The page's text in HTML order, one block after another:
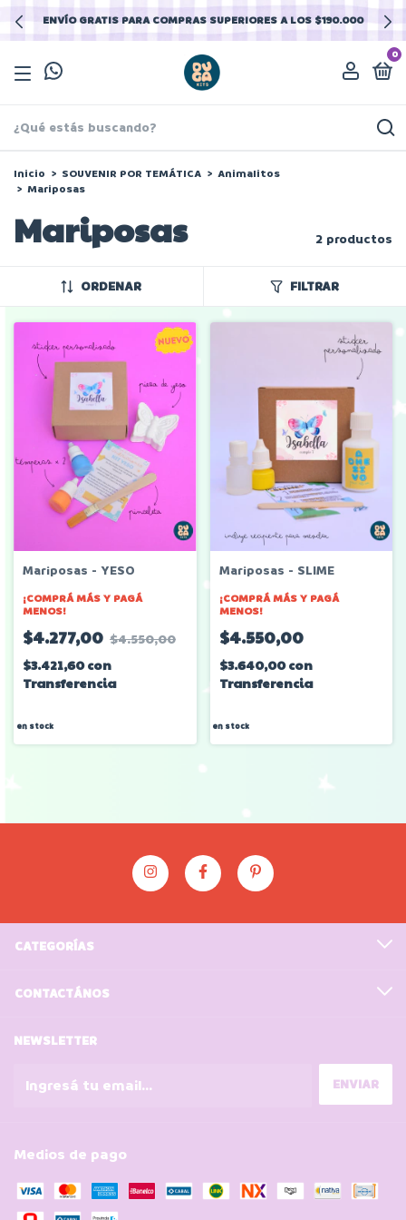
ENVÍO GRATIS PARA COMPRAS SUPERIORES A LOS $190.000
0
Inicio > SOUVENIR POR TEMÁTICA > Animalitos
> Mariposas
Mariposas 2 productos
ORDENAR FILTRAR
Mariposas - YESO
¡COMPRÁ MÁS Y PAGÁ
MENOS!
$4.277,00 $4.550,00
$3.421,60con
Transferencia
en stock
Mariposas - SLIME
¡COMPRÁ MÁS Y PAGÁ
MENOS!
$4.550,00
$3.640,00con
Transferencia
en stock
CATEGORÍAS
CONTACTÁNOS
NEWSLETTER
Medios de pago